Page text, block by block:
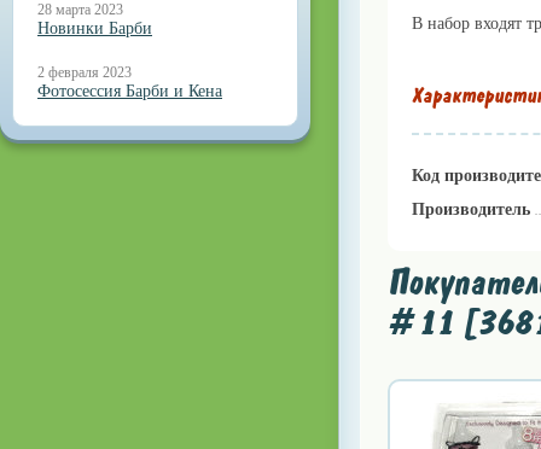
28 марта 2023
Новинки Барби
2 февраля 2023
Фотосессия Барби и Кена
В набор входят
Код
Производитель
#11